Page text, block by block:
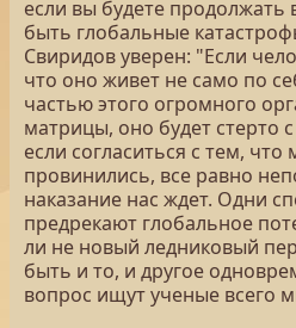
если вы будете продолжать
быть глобальные
Свиридов уверен: "Если
что оно живет не само по
частью этого огромного
матрицы, оно будет стерто
если согласиться с тем,
провинились, все равно
наказание нас ждет. Одни
предрекают глобальное
ли не новый ледниковый
быть и то, и другое
вопрос ищут ученые всего